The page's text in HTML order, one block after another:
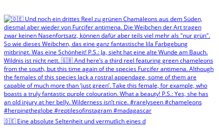
🇩🇪 Eine absolute Seltenheit und vermutlich eines d